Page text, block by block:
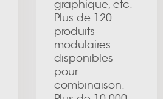
graphique, etc.
Plus de 120
produits
modulaires
disponibles
pour
combinaison.